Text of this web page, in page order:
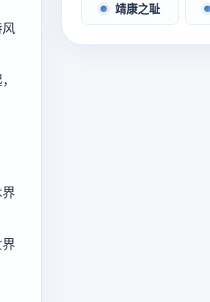
风
靖康之耻